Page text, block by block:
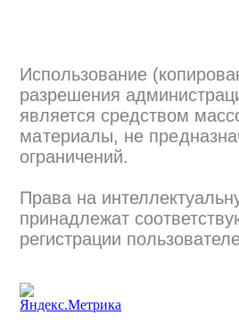
Использование
разрешения
является средством
материалы, не
ограничений.
Права на
принадлежат
регистрации